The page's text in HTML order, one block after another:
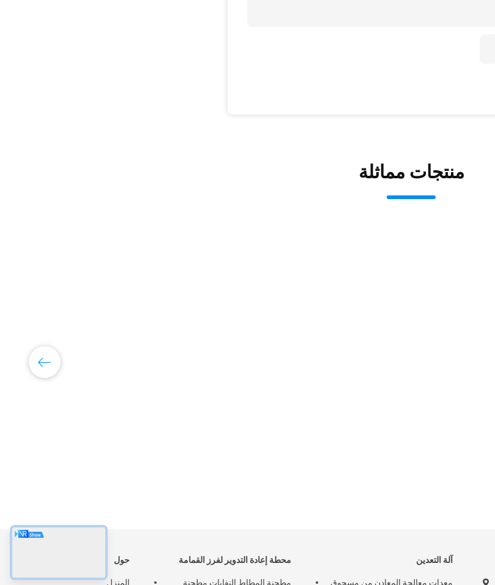
منتجات مماثلة
حول
المنزل
محطة إعادة التدوير لفرز القمامة
مطحنة المطاط النفايات مطحنة
آلة التعدين
معدات معالجة المعادن من مسحوق